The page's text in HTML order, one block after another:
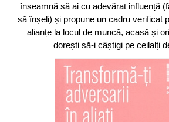
înseamnă să ai cu adevărat influență
să înșeli) și propune un cadru verificat
alianțe la locul de muncă, acasă și
dorești să-i câștigi pe ceilalți